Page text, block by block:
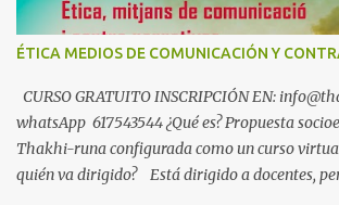
cotidiano donde África también está presente.
gratuito compuesto por tres encuentros que
Noviemb...
ÉTICA MEDIOS DE COMUNICACIÓN Y
CURSO GRATUITO INSCRIPCIÓN EN:
whatsApp 617543544 ¿Qué es? Propuesta
Thakhi-runa configurada como un curso
quién va dirigido? Está dirigido a docentes,